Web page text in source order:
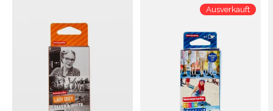
Ausverkauft